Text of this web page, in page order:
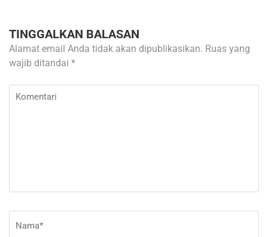
TINGGALKAN BALASAN
Alamat email Anda tidak akan dipublikasikan. Ruas yang
wajib ditandai *
Komentari